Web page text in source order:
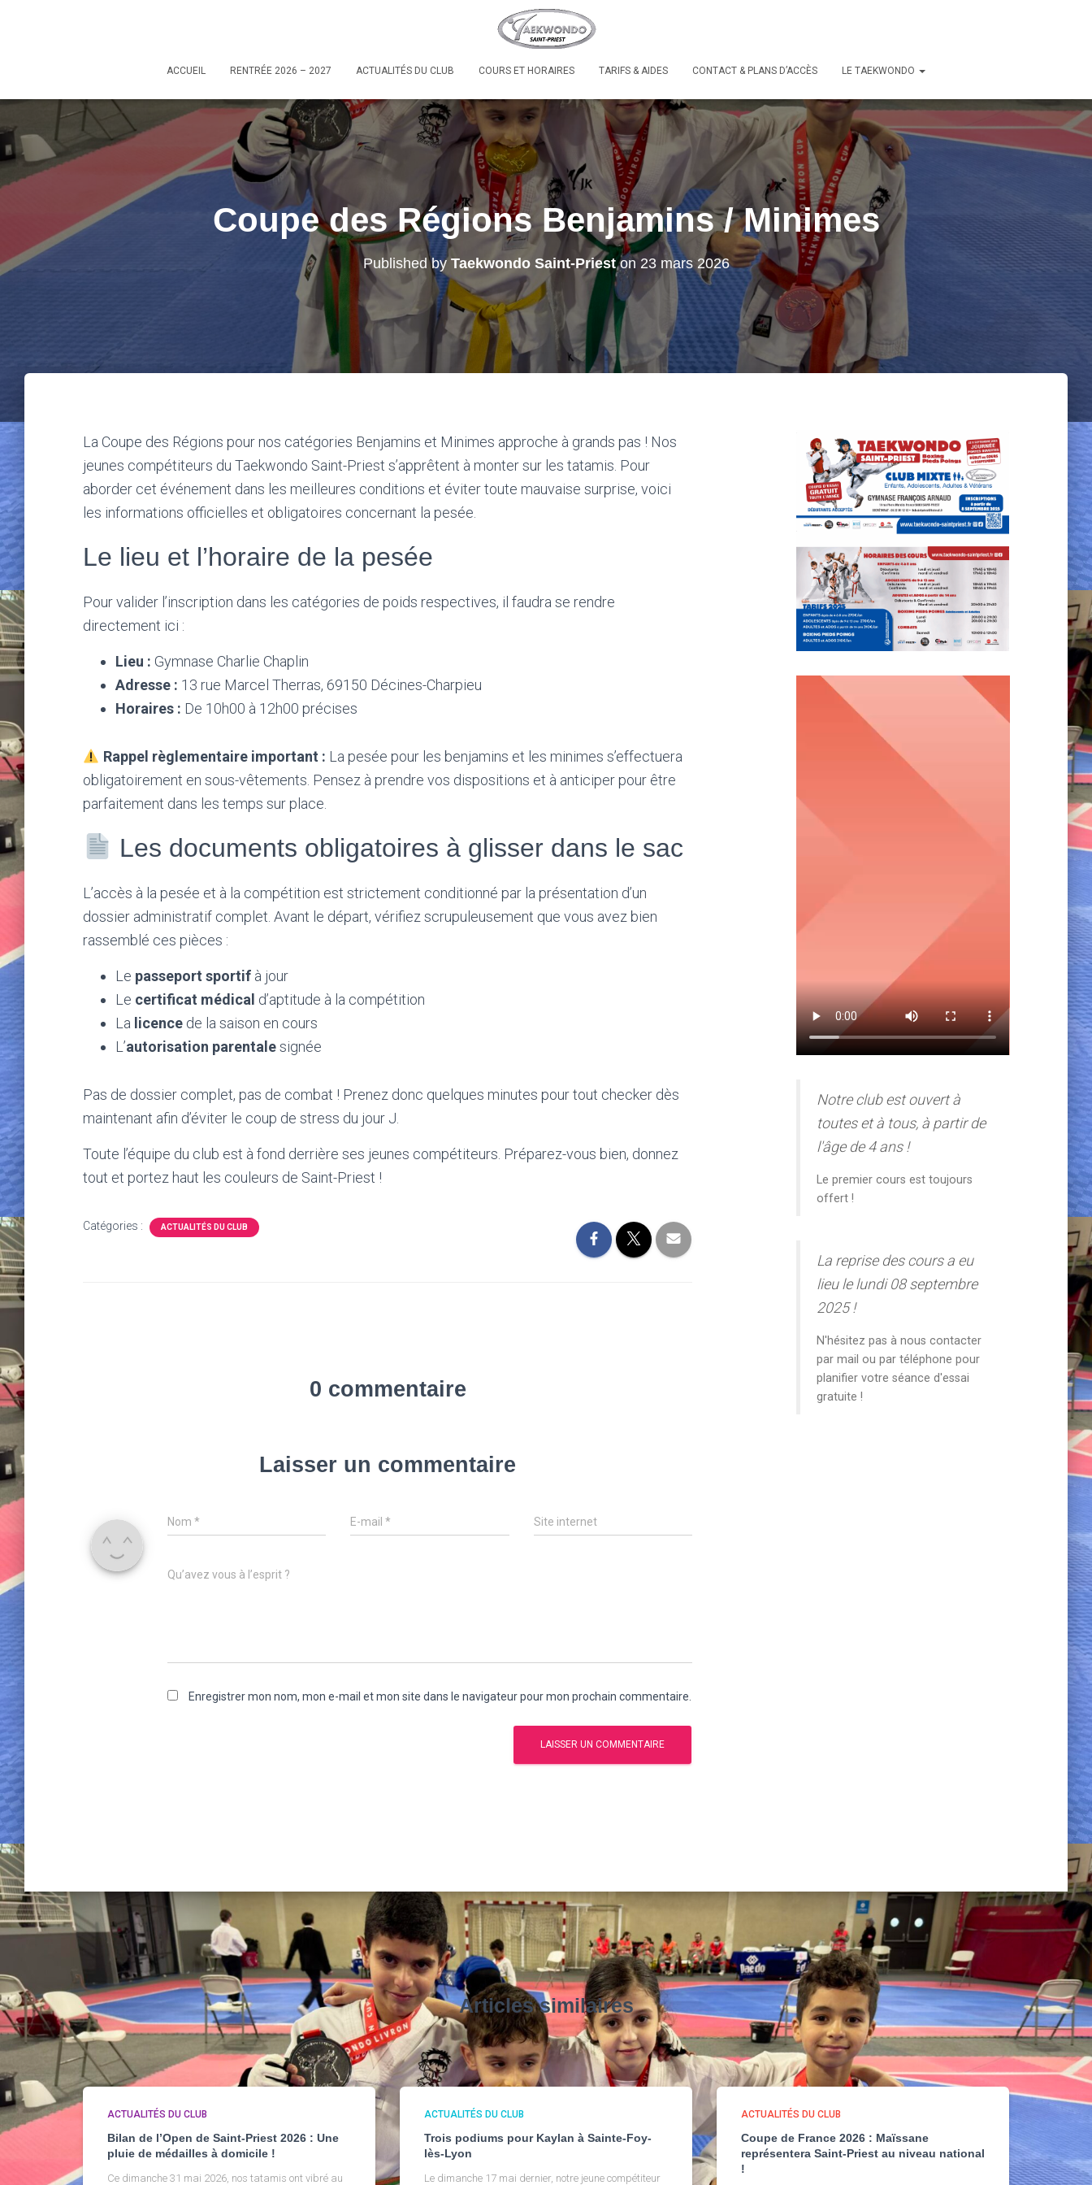
ACCUEIL RENTRÉE 2026 – 2027 ACTUALITÉS DU CLUB COURS ET HORAIRES TARIFS & AIDES CONTACT & PLANS D’ACCÈS LE TAEKWONDO
Coupe des Régions Benjamins / Minimes
Published by Taekwondo Saint-Prieston 23 mars 2026
La Coupe des Régions pour nos catégories Benjamins et Minimes approche à grands pas ! Nos
jeunes compétiteurs du Taekwondo Saint-Priest s’apprêtent à monter sur les tatamis. Pour
aborder cet événement dans les meilleures conditions et éviter toute mauvaise surprise, voici
les informations officielles et obligatoires concernant la pesée.
Le lieu et l’horaire de la pesée
Pour valider l’inscription dans les catégories de poids respectives, il faudra se rendre
directement ici :
Lieu : Gymnase Charlie Chaplin
Adresse : 13 rue Marcel Therras, 69150 Décines-Charpieu
Horaires : De 10h00 à 12h00 précises
Rappel règlementaire important : La pesée pour les benjamins et les minimes s’effectuera
obligatoirement en sous-vêtements. Pensez à prendre vos dispositions et à anticiper pour être
parfaitement dans les temps sur place.
Les documents obligatoires à glisser dans le sac
L’accès à la pesée et à la compétition est strictement conditionné par la présentation d’un
dossier administratif complet. Avant le départ, vérifiez scrupuleusement que vous avez bien
rassemblé ces pièces :
Le passeport sportif à jour
Le certificat médical d’aptitude à la compétition
La licence de la saison en cours
L’autorisation parentalesignée
Pas de dossier complet, pas de combat ! Prenez donc quelques minutes pour tout checker dès
maintenant afin d’éviter le coup de stress du jour J.
Toute l’équipe du club est à fond derrière ses jeunes compétiteurs. Préparez-vous bien, donnez
tout et portez haut les couleurs de Saint-Priest !
Catégories : ACTUALITÉS DU CLUB
0 commentaire
Laisser un commentaire
Nom * E-mail* Site internet
Qu’avez vous à l’esprit ?
Enregistrer mon nom, mon e-mail et mon site dans le navigateur pour mon prochain commentaire.
Notre club est ouvert à
toutes et à tous, à partir de
l'âge de 4 ans !
Le premier cours est toujours
offert !
La reprise des cours a eu
lieu le lundi 08 septembre
2025 !
N'hésitez pas à nous contacter
par mail ou par téléphone pour
planifier votre séance d'essai
gratuite !
Articles similaires
ACTUALITÉS DU CLUB
Bilan de l’Open de Saint-Priest 2026 : Une
pluie de médailles à domicile !
Ce dimanche 31 mai 2026, nos tatamis ont vibré au
ACTUALITÉS DU CLUB
Trois podiums pour Kaylan à Sainte-Foy-
lès-Lyon
Le dimanche 17 mai dernier, notre jeune compétiteur
ACTUALITÉS DU CLUB
Coupe de France 2026 : Maïssane
représentera Saint-Priest au niveau national
!